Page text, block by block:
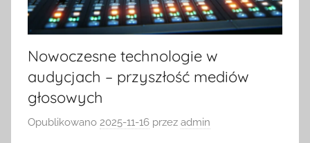
Nowoczesne technologie w
audycjach – przyszłość mediów
głosowych
Opublikowano 2025-11-16 przez admin